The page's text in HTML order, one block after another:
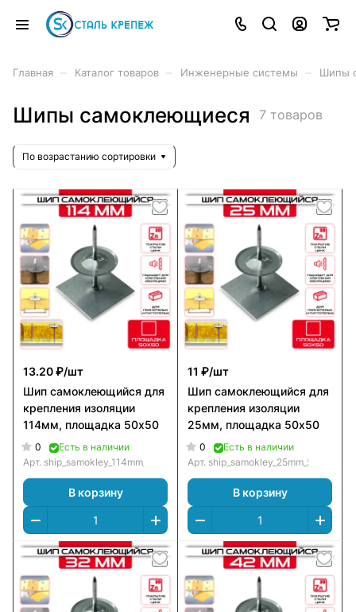
Главная Каталог товаров Инженерные системы Шипы
Шипы самоклеющиеся 7 товаров
По возрастанию сортировки
13.20 ₽/шт
Шип самоклеющийся для
крепления изоляции
114мм, площадка 50х50
0
Есть в наличии
Арт. ship_samokley_114mm_50х50
В корзину
11 ₽/шт
Шип самоклеющийся для
крепления изоляции
25мм, площадка 50х50
0
Есть в наличии
Арт. ship_samokley_25mm_50х50
В корзину